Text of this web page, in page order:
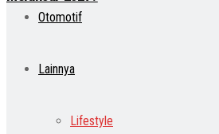
Otomotif
Lainnya
Lifestyle